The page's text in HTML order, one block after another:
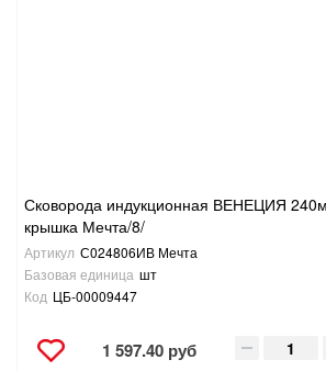
Сковорода индукционная ВЕНЕЦИЯ
крышка Мечта/8/
Артикул С024806ИВ Мечта
Базовая единица шт
Код ЦБ-00009447
1 597.40 руб